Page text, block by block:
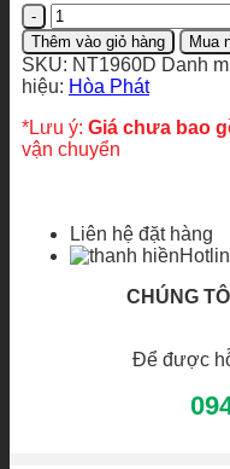
Tủ
tài
liệu
NT1960D
số
lượng
Thêm vào giỏ hàng Mua
SKU: NT1960D Danh
hiệu: Hòa Phát
*Lưu ý: Giá chưa bao
vận chuyển
Liên hệ đặt hàng
CHÚNG
Để được